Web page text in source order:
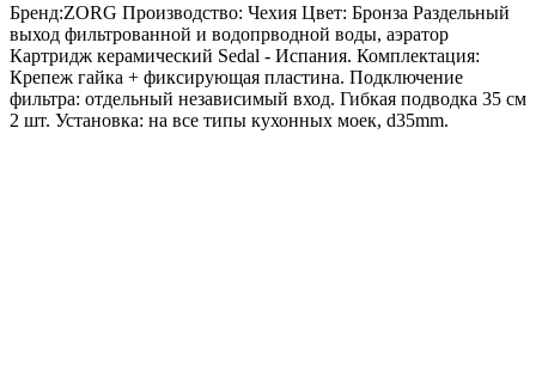
Бренд:ZORG Производство: Чехия Цвет: Бронза Раздельный
выход фильтрованной и водопрводной воды, аэратор
Картридж керамический Sedal - Испания. Комплектация:
Крепеж гайка + фиксирующая пластина. Подключение
фильтра: отдельный независимый вход. Гибкая подводка 35 см
2 шт. Установка: на все типы кухонных моек, d35mm.